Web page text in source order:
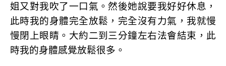
姐又對我吹了一口氣。然後她說要我好好休息，
此時我的身體完全放鬆，完全沒有力氣，我就慢
慢閉上眼睛。大約二到三分鐘左右法會結束，此
時我的身體感覺放鬆很多。